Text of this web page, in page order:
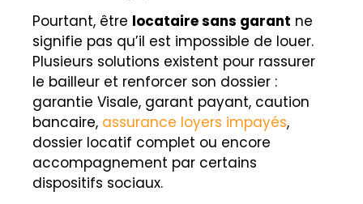
Pourtant, être locataire sans garant ne
signifie pas qu’il est impossible de louer.
Plusieurs solutions existent pour rassurer
le bailleur et renforcer son dossier :
garantie Visale, garant payant, caution
bancaire, assurance loyers impayés,
dossier locatif complet ou encore
accompagnement par certains
dispositifs sociaux.